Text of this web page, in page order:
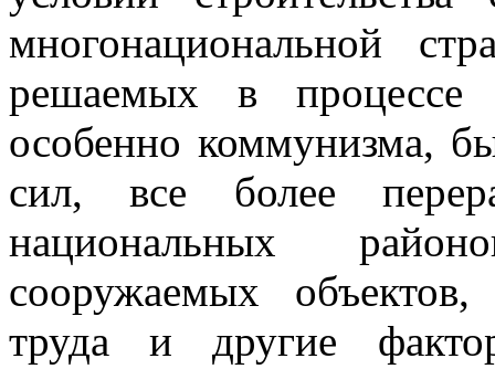
многонациональной
решаемых в процессе
особенно коммунизма,
сил, все более
национальных
сооружаемых объектов,
труда и другие